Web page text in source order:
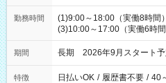
勤務時間
(1)9:00～18:00（実働8時間
(3)10:00～17:00（実働6時
期間 長期 2026年9月スタート予
特徴 日払いOK / 履歴書不要 / 40